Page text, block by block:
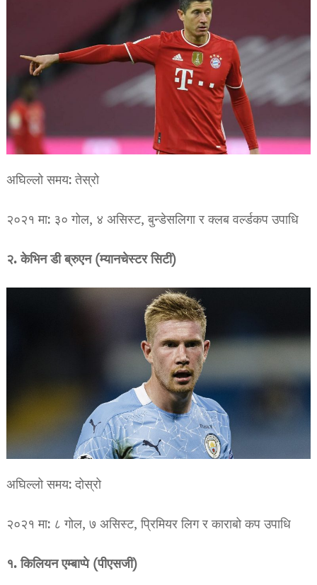
अघिल्लो समय: तेस्रो
२०२१ मा: ३० गोल, ४ असिस्ट, बुन्डेसलिगा र क्लब वर्ल्डकप उपाधि
२. केभिन डी ब्रुएन (म्यानचेस्टर सिटी)
अघिल्लो समय: दोस्रो
२०२१ मा: ८ गोल, ७ असिस्ट, प्रिमियर लिग र काराबो कप उपाधि
१. किलियन एम्बाप्पे (पीएसजी)